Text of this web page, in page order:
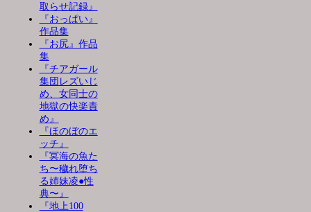
取らせ記録』
『おっぱい』
作品集
『お尻』作品
集
『チアガール
集団レズいじ
め、女同士の
地獄の快楽責
め』
『ほのぼのエ
ッチ』
『冥海の魚た
ち〜穢れ堕ち
る姉妹凌●性
典〜』
『地上100